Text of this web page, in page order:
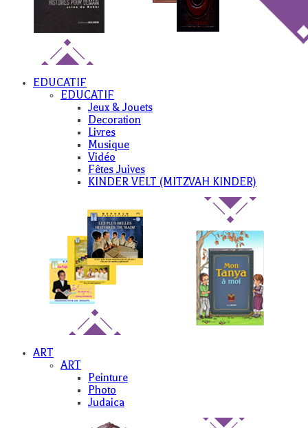
EDUCATIF
EDUCATIF
Jeux & Jouets
Decoration
Livres
Musique
Vidéo
Fêtes Juives
KINDER VELT (MITZVAH KINDER)
ART
ART
Peinture
Photo
Judaica